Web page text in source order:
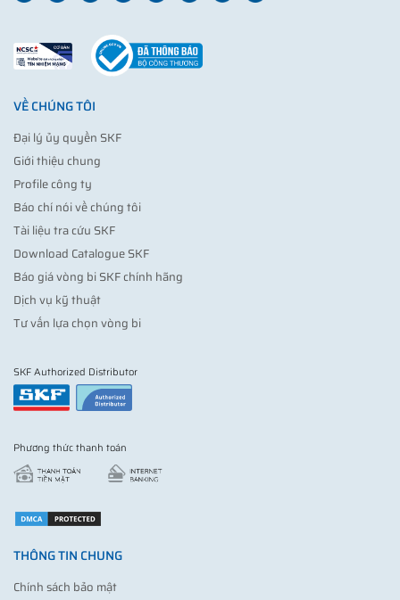
VỀ CHÚNG TÔI
Đại lý ủy quyền SKF
Giới thiệu chung
Profile công ty
Báo chí nói về chúng tôi
Tài liệu tra cứu SKF
Download Catalogue SKF
Báo giá vòng bi SKF chính hãng
Dịch vụ kỹ thuật
Tư vấn lựa chọn vòng bi
SKF Authorized Distributor
Phương thức thanh toán
THÔNG TIN CHUNG
Chính sách bảo mật